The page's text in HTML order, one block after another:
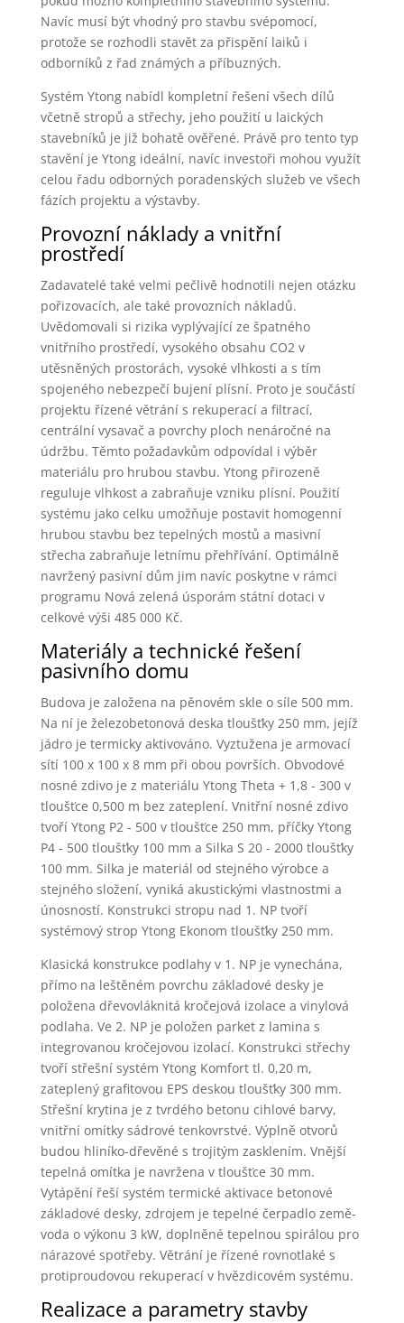
Navíc musí být vhodný pro stavbu svépomocí,
protože se rozhodli stavět za přispění laiků i
odborníků z řad známých a příbuzných.
Systém Ytong nabídl kompletní řešení všech dílů
včetně stropů a střechy, jeho použití u laických
stavebníků je již bohatě ověřené. Právě pro tento typ
stavění je Ytong ideální, navíc investoři mohou využít
celou řadu odborných poradenských služeb ve všech
fázích projektu a výstavby.
Provozní náklady a vnitřní
prostředí
Zadavatelé také velmi pečlivě hodnotili nejen otázku
pořizovacích, ale také provozních nákladů.
Uvědomovali si rizika vyplývající ze špatného
vnitřního prostředí, vysokého obsahu CO2 v
utěsněných prostorách, vysoké vlhkosti a s tím
spojeného nebezpečí bujení plísní. Proto je součástí
projektu řízené větrání s rekuperací a filtrací,
centrální vysavač a povrchy ploch nenáročné na
údržbu. Těmto požadavkům odpovídal i výběr
materiálu pro hrubou stavbu. Ytong přirozeně
reguluje vlhkost a zabraňuje vzniku plísní. Použití
systému jako celku umožňuje postavit homogenní
hrubou stavbu bez tepelných mostů a masivní
střecha zabraňuje letnímu přehřívání. Optimálně
navržený pasivní dům jim navíc poskytne v rámci
programu Nová zelená úsporám státní dotaci v
celkové výši 485 000 Kč.
Materiály a technické řešení
pasivního domu
Budova je založena na pěnovém skle o síle 500 mm.
Na ní je železobetonová deska tloušťky 250 mm, jejíž
jádro je termicky aktivováno. Vyztužena je armovací
sítí 100 x 100 x 8 mm při obou površích. Obvodové
nosné zdivo je z materiálu Ytong Theta + 1,8 - 300 v
tloušťce 0,500 m bez zateplení. Vnitřní nosné zdivo
tvoří Ytong P2 - 500 v tloušťce 250 mm, příčky Ytong
P4 - 500 tloušťky 100 mm a Silka S 20 - 2000 tloušťky
100 mm. Silka je materiál od stejného výrobce a
stejného složení, vyniká akustickými vlastnostmi a
únosností. Konstrukci stropu nad 1. NP tvoří
systémový strop Ytong Ekonom tloušťky 250 mm.
Klasická konstrukce podlahy v 1. NP je vynechána,
přímo na leštěném povrchu základové desky je
položena dřevovláknitá kročejová izolace a vinylová
podlaha. Ve 2. NP je položen parket z lamina s
integrovanou kročejovou izolací. Konstrukci střechy
tvoří střešní systém Ytong Komfort tl. 0,20 m,
zateplený grafitovou EPS deskou tloušťky 300 mm.
Střešní krytina je z tvrdého betonu cihlové barvy,
vnitřní omítky sádrové tenkovrstvé. Výplně otvorů
budou hliníko-dřevěné s trojitým zasklením. Vnější
tepelná omítka je navržena v tloušťce 30 mm.
Vytápění řeší systém termické aktivace betonové
základové desky, zdrojem je tepelné čerpadlo země-
voda o výkonu 3 kW, doplněné tepelnou spirálou pro
nárazové spotřeby. Větrání je řízené rovnotlaké s
protiproudovou rekuperací v hvězdicovém systému.
Realizace a parametry stavby